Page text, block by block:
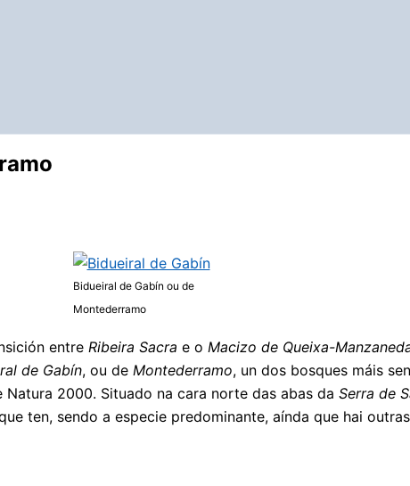
Bidueiral de Gabín ou de
Montederramo
entre Ribeira Sacra e o Macizo de Queixa-
de Gabín, ou de Montederramo, un dos bosques máis
2000. Situado na cara norte das abas da Serra de
ten, sendo a especie predominante, aínda que hai